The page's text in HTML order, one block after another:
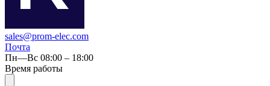
sales@prom-elec.com
Почта
Пн—Вс 08:00 – 18:00
Время работы